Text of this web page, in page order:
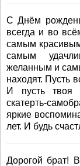
С Днём
всегда и во
самым
самым
желанным и
находят. Пусть
И пусть твоя
скатерть-
яркие
лет. И будь
Дорогой брат!